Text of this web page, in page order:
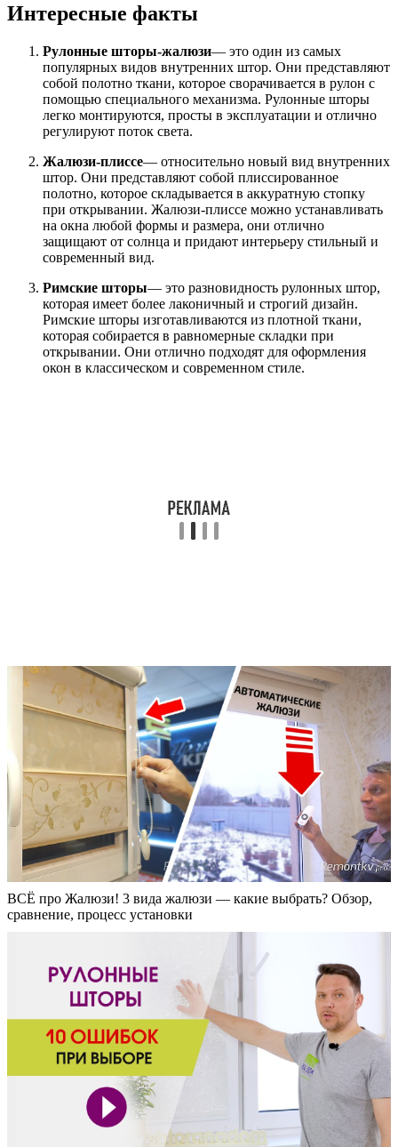
Интересные факты
Рулонные шторы-жалюзи— это один из самых
популярных видов внутренних штор. Они представляют
собой полотно ткани, которое сворачивается в рулон с
помощью специального механизма. Рулонные шторы
легко монтируются, просты в эксплуатации и отлично
регулируют поток света.
Жалюзи-плиссе— относительно новый вид внутренних
штор. Они представляют собой плиссированное
полотно, которое складывается в аккуратную стопку
при открывании. Жалюзи-плиссе можно устанавливать
на окна любой формы и размера, они отлично
защищают от солнца и придают интерьеру стильный и
современный вид.
Римские шторы— это разновидность рулонных штор,
которая имеет более лаконичный и строгий дизайн.
Римские шторы изготавливаются из плотной ткани,
которая собирается в равномерные складки при
открывании. Они отлично подходят для оформления
окон в классическом и современном стиле.
ВСЁ про Жалюзи! 3 вида жалюзи — какие выбрать? Обзор,
сравнение, процесс установки